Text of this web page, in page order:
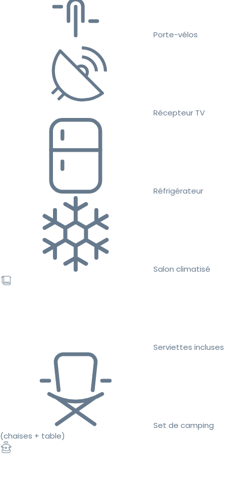
Porte-vélos
Récepteur TV
Réfrigérateur
Salon climatisé
Serviettes incluses
Set de camping
(chaises + table)